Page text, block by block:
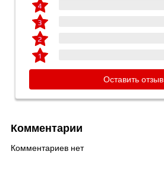
Оставить отзыв
Комментарии
Комментариев нет